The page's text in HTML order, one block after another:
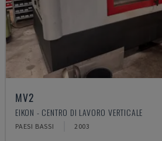
MV2
EIKON - CENTRO DI LAVORO VERTICALE
PAESI BASSI 2003